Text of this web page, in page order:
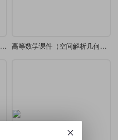
用 listings 模拟算法样式 - 写算法就再也不麻烦了 高等数学课件（空间解析几何与向量代数）